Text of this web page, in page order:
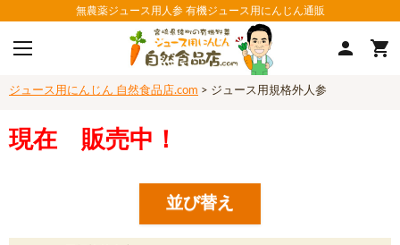
無農薬ジュース用人参 有機ジュース用にんじん通販
ジュース用にんじん 自然食品店.com > ジュース用規格外人参
現在 販売中！
並び替え